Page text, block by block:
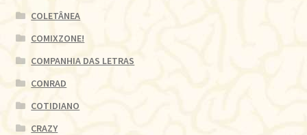
COLETÂNEA
COMIXZONE!
COMPANHIA DAS LETRAS
CONRAD
COTIDIANO
CRAZY